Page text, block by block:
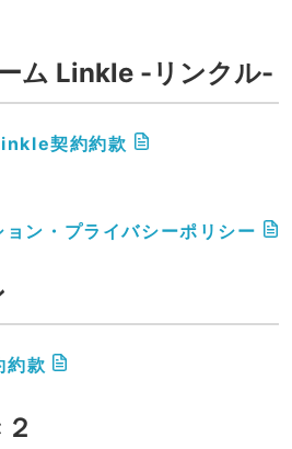
ム Linkle -リンクル-
契約約款
ン・プライバシーポリシー
約款